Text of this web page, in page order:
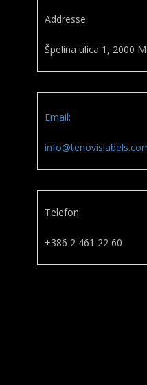
Addresse:
Špelina ulica 1, 2000
Email:
Telefon:
+386 2 461 22 60